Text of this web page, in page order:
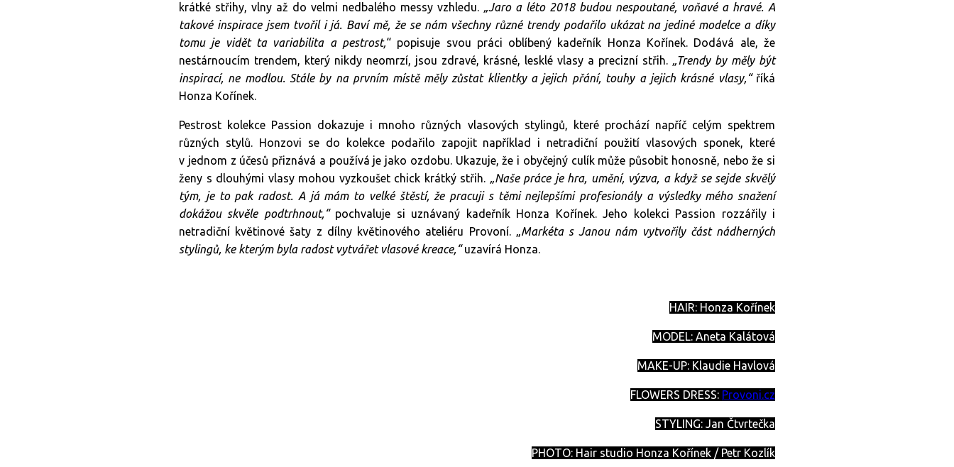
krátké střihy, vlny až do velmi nedbalého messy vzhledu. „Jaro a léto 2018 budou nespoutané, voňavé a hravé. A
takové inspirace jsem tvořil i já. Baví mě, že se nám všechny různé trendy podařilo ukázat na jediné modelce a díky
tomu je vidět ta variabilita a pestrost,“ popisuje svou práci oblíbený kadeřník Honza Kořínek. Dodává ale, že
nestárnoucím trendem, který nikdy neomrzí, jsou zdravé, krásné, lesklé vlasy a precizní střih. „Trendy by měly být
inspirací, ne modlou. Stále by na prvním místě měly zůstat klientky a jejich přání, touhy a jejich krásné vlasy,“říká
Honza Kořínek.
Pestrost kolekce Passion dokazuje i mnoho různých vlasových stylingů, které prochází napříč celým spektrem
různých stylů. Honzovi se do kolekce podařilo zapojit například i netradiční použití vlasových sponek, které
v jednom z účesů přiznává a používá je jako ozdobu. Ukazuje, že i obyčejný culík může působit honosně, nebo že si
ženy s dlouhými vlasy mohou vyzkoušet chick krátký střih. „Naše práce je hra, umění, výzva, a když se sejde skvělý
tým, je to pak radost. A já mám to velké štěstí, že pracuji s těmi nejlepšími profesionály a výsledky mého snažení
dokážou skvěle podtrhnout,“ pochvaluje si uznávaný kadeřník Honza Kořínek. Jeho kolekci Passion rozzářily i
netradiční květinové šaty z dílny květinového ateliéru Provoní. „Markéta s Janou nám vytvořily část nádherných
stylingů, ke kterým byla radost vytvářet vlasové kreace,“uzavírá Honza.
HAIR: Honza Kořínek
MODEL: Aneta Kalátová
MAKE-UP: Klaudie Havlová
FLOWERS DRESS: Provoni.cz
STYLING: Jan Čtvrtečka
PHOTO: Hair studio Honza Kořínek / Petr Kozlík